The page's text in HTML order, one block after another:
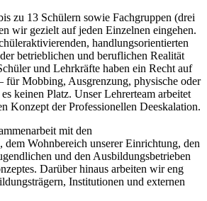
zu 13 Schülern sowie Fachgruppen (drei
wir gezielt auf jeden Einzelnen eingehen.
handlungsorientierten
betrieblichen und beruflichen Realität
und Lehrkräfte haben ein Recht auf
für Mobbing, Ausgrenzung, physische oder
keinen Platz. Unser Lehrerteam arbeitet
Konzept der Professionellen Deeskalation.
mit den
dem Wohnbereich unserer Einrichtung, den
und den Ausbildungsbetrieben
Darüber hinaus arbeiten wir eng
Institutionen und externen